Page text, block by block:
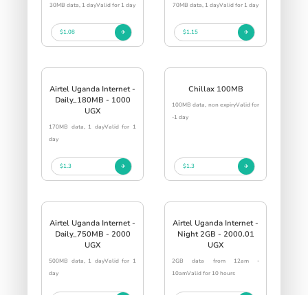
30MB data, 1 dayValid for 1 day
$1.08
70MB data, 1 dayValid for 1 day
$1.15
Airtel Uganda Internet -
Daily_180MB - 1000
UGX
170MB data, 1 dayValid for 1
day
$1.3
Chillax 100MB
100MB data, non expiryValid for
-1 day
$1.3
Airtel Uganda Internet -
Daily_750MB - 2000
UGX
500MB data, 1 dayValid for 1
day
Airtel Uganda Internet -
Night 2GB - 2000.01
UGX
2GB data from 12am -
10amValid for 10 hours